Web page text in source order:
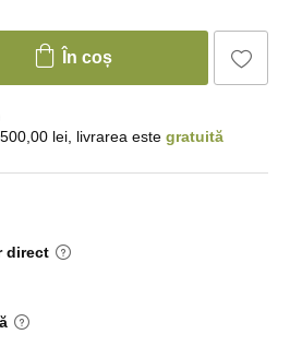
În coș
lei, livrarea este gratuită
direct